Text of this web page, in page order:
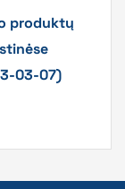
produktų
03-07)